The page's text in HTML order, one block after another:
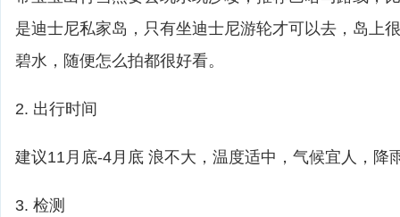
是迪士尼私家岛，只有坐迪士尼游轮才可以去，岛上
碧水，随便怎么拍都很好看。
2. 出行时间
建议11月底-4月底 浪不大，温度适中，气候宜人，降
3. 检测